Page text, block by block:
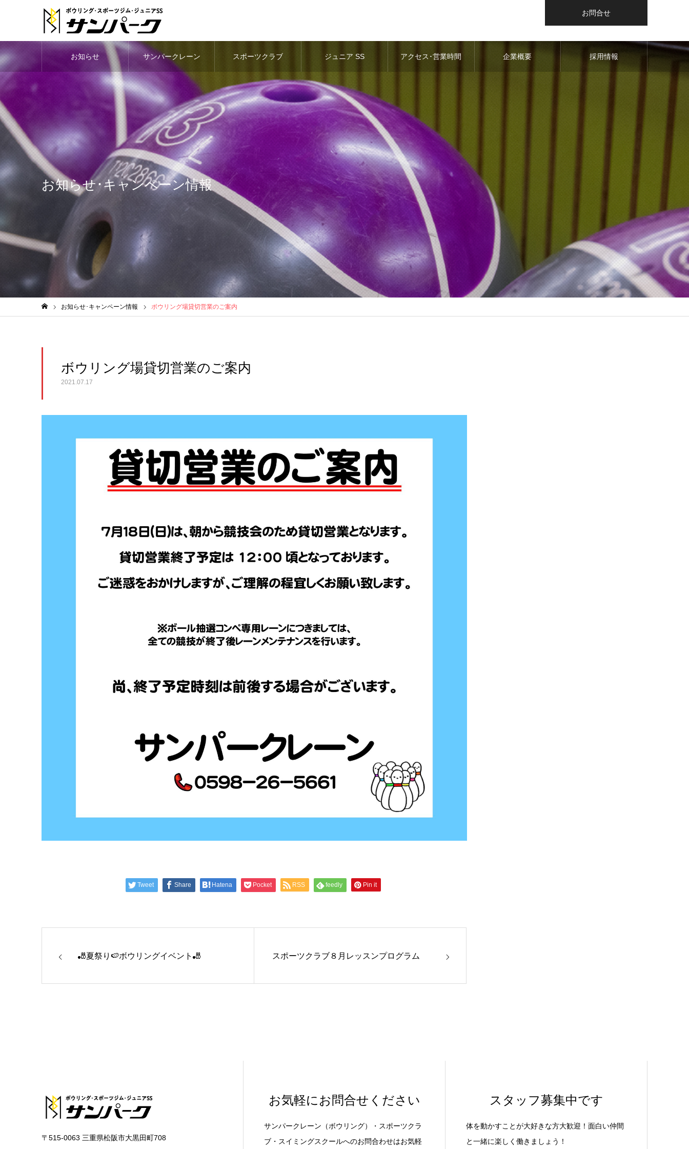
お問合せ
お知らせ サンパークレーン スポーツクラブ ジュニア SS アクセス･営業時間 企業概要 採用情報
お知らせ･キャンペーン情報
お知らせ･キャンペーン情報 ボウリング場貸切営業のご案内
ボウリング場貸切営業のご案内
2021.07.17
Tweet Share Hatena Pocket RSS feedly Pin it
🎳夏祭り🍉ボウリングイベント🎳 スポーツクラブ８月レッスンプログラム
〒515-0063 三重県松阪市大黒田町708
お気軽にお問合せください
サンパークレーン（ボウリング）・スポーツクラ
ブ・スイミングスクールへのお問合わせはお気軽
スタッフ募集中です
体を動かすことが大好きな方大歓迎！面白い仲間
と一緒に楽しく働きましょう！